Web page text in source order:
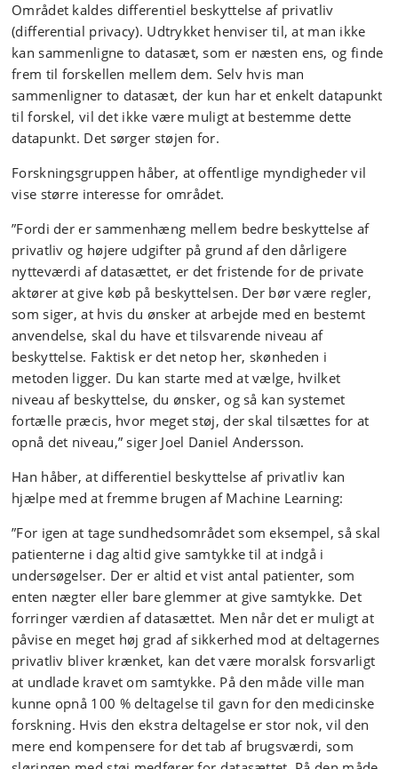
Området kaldes differentiel beskyttelse af privatliv
(differential privacy). Udtrykket henviser til, at man ikke
kan sammenligne to datasæt, som er næsten ens, og finde
frem til forskellen mellem dem. Selv hvis man
sammenligner to datasæt, der kun har et enkelt datapunkt
til forskel, vil det ikke være muligt at bestemme dette
datapunkt. Det sørger støjen for.
Forskningsgruppen håber, at offentlige myndigheder vil
vise større interesse for området.
”Fordi der er sammenhæng mellem bedre beskyttelse af
privatliv og højere udgifter på grund af den dårligere
nytteværdi af datasættet, er det fristende for de private
aktører at give køb på beskyttelsen. Der bør være regler,
som siger, at hvis du ønsker at arbejde med en bestemt
anvendelse, skal du have et tilsvarende niveau af
beskyttelse. Faktisk er det netop her, skønheden i
metoden ligger. Du kan starte med at vælge, hvilket
niveau af beskyttelse, du ønsker, og så kan systemet
fortælle præcis, hvor meget støj, der skal tilsættes for at
opnå det niveau,” siger Joel Daniel Andersson.
Han håber, at differentiel beskyttelse af privatliv kan
hjælpe med at fremme brugen af Machine Learning:
”For igen at tage sundhedsområdet som eksempel, så skal
patienterne i dag altid give samtykke til at indgå i
undersøgelser. Der er altid et vist antal patienter, som
enten nægter eller bare glemmer at give samtykke. Det
forringer værdien af datasættet. Men når det er muligt at
påvise en meget høj grad af sikkerhed mod at deltagernes
privatliv bliver krænket, kan det være moralsk forsvarligt
at undlade kravet om samtykke. På den måde ville man
kunne opnå 100 % deltagelse til gavn for den medicinske
forskning. Hvis den ekstra deltagelse er stor nok, vil den
mere end kompensere for det tab af brugsværdi, som